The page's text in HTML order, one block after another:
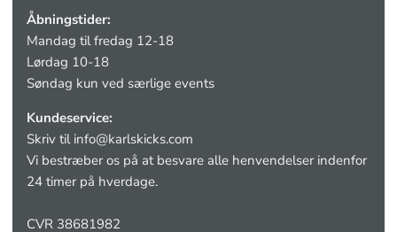
Åbningstider:
Mandag til fredag 12-18
Lørdag 10-18
Søndag kun ved særlige events
Kundeservice:
Skriv til info@karlskicks.com
Vi bestræber os på at besvare alle henvendelser indenfor
24 timer på hverdage.
CVR 38681982